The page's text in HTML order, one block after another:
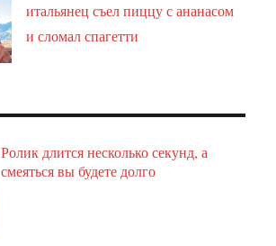
итальянец съел пиццу с ананасом
и сломал спагетти
Ролик длится несколько секунд, а
смеяться вы будете долго